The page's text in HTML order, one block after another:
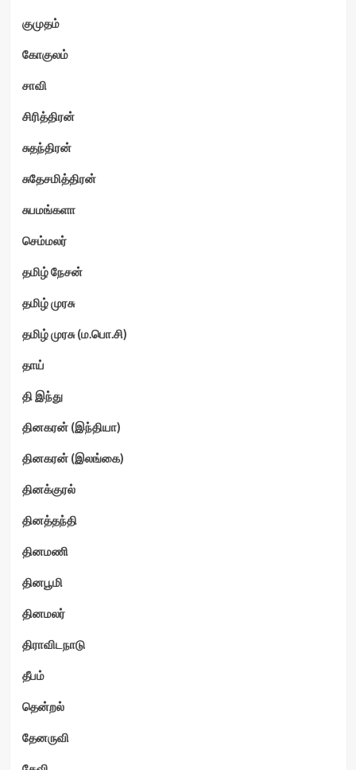
குமுதம்
கோகுலம்
சாவி
சிரித்திரன்
சுதந்திரன்
சுதேசமித்திரன்
சுபமங்களா
செம்மலர்
தமிழ் நேசன்
தமிழ் முரசு
தமிழ் முரசு (ம.பொ.சி)
தாய்
தி இந்து
தினகரன் (இந்தியா)
தினகரன் (இலங்கை)
தினக்குரல்
தினத்தந்தி
தினமணி
தினபூமி
தினமலர்
திராவிடநாடு
தீபம்
தென்றல்
தேனருவி